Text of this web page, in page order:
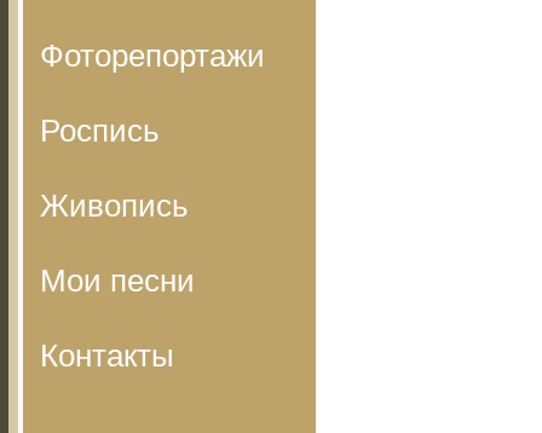
Фоторепортажи
Роспись
Живопись
Мои песни
Контакты